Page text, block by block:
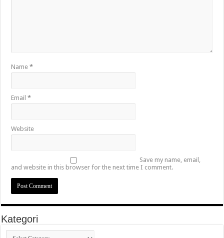
Name*
Email*
Website
Save my name, email,
and website in this browser for the next time I comment.
Kategori
Kategori